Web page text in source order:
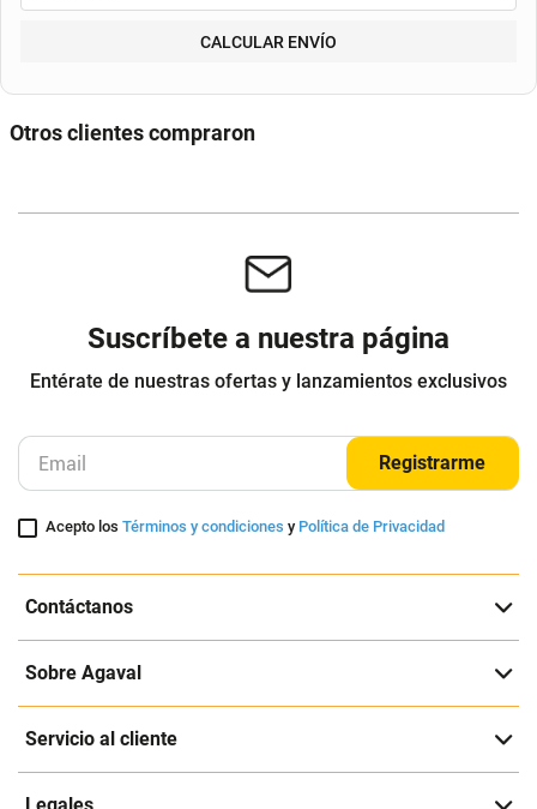
Otros clientes compraron
Batola Mujer Azul Indigo Mp
MP
$ 37.000 -29%
Cuota de Referencia*
quincenas de
SHORT PIJAMA LAURA MUJER
LAURA
$ 52.900
Cuota de Referencia*
quincenas de